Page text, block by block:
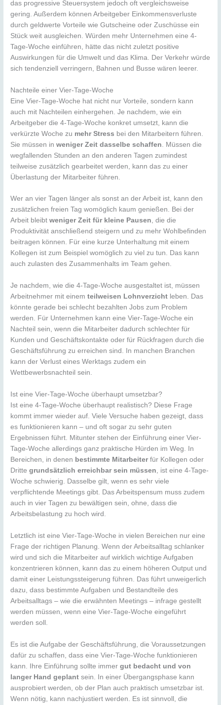
das progressive Steuersystem jedoch oft vergleichsweise
gering. Außerdem können Arbeitgeber Einkommensverluste
durch geldwerte Vorteile wie Gutscheine oder Zuschüsse ein
Stück weit ausgleichen. Würden mehr Unternehmen eine 4-
Tage-Woche einführen, hätte das nicht zuletzt positive
Auswirkungen für die Umwelt und das Klima. Der Verkehr würde
sich tendenziell verringern, Bahnen und Busse wären leerer.
Nachteile einer Vier-Tage-Woche
Eine Vier-Tage-Woche hat nicht nur Vorteile, sondern kann
auch mit Nachteilen einhergehen. Je nachdem, wie ein
Arbeitgeber die 4-Tage-Woche konkret umsetzt, kann die
verkürzte Woche zu mehr Stress bei den Mitarbeitern führen.
Sie müssen inweniger Zeit dasselbe schaffen . Müssen die
wegfallenden Stunden an den anderen Tagen zumindest
teilweise zusätzlich gearbeitet werden, kann das zu einer
Überlastung der Mitarbeiter führen.
Wer an vier Tagen länger als sonst an der Arbeit ist, kann den
zusätzlichen freien Tag womöglich kaum genießen. Bei der
Arbeit bleibtweniger Zeit für kleine Pausen, die die
Produktivität anschließend steigern und zu mehr Wohlbefinden
beitragen können. Für eine kurze Unterhaltung mit einem
Kollegen ist zum Beispiel womöglich zu viel zu tun. Das kann
auch zulasten des Zusammenhalts im Team gehen.
Je nachdem, wie die 4-Tage-Woche ausgestaltet ist, müssen
Arbeitnehmer mit einemteilweisen Lohnverzicht leben. Das
könnte gerade bei schlecht bezahlten Jobs zum Problem
werden. Für Unternehmen kann eine Vier-Tage-Woche ein
Nachteil sein, wenn die Mitarbeiter dadurch schlechter für
Kunden und Geschäftskontakte oder für Rückfragen durch die
Geschäftsführung zu erreichen sind. In manchen Branchen
kann der Verlust eines Werktags zudem ein
Wettbewerbsnachteil sein.
Ist eine Vier-Tage-Woche überhaupt umsetzbar?
Ist eine 4-Tage-Woche überhaupt realistisch? Diese Frage
kommt immer wieder auf. Viele Versuche haben gezeigt, dass
es funktionieren kann – und oft sogar zu sehr guten
Ergebnissen führt. Mitunter stehen der Einführung einer Vier-
Tage-Woche allerdings ganz praktische Hürden im Weg. In
Bereichen, in denen bestimmte Mitarbeiterfür Kollegen oder
Drittegrundsätzlich erreichbar sein müssen, ist eine 4-Tage-
Woche schwierig. Dasselbe gilt, wenn es sehr viele
verpflichtende Meetings gibt. Das Arbeitspensum muss zudem
auch in vier Tagen zu bewältigen sein, ohne, dass die
Arbeitsbelastung zu hoch wird.
Letztlich ist eine Vier-Tage-Woche in vielen Bereichen nur eine
Frage der richtigen Planung. Wenn der Arbeitsalltag schlanker
wird und sich die Mitarbeiter auf wirklich wichtige Aufgaben
konzentrieren können, kann das zu einem höheren Output und
damit einer Leistungssteigerung führen. Das führt unweigerlich
dazu, dass bestimmte Aufgaben und Bestandteile des
Arbeitsalltags – wie die erwähnten Meetings – infrage gestellt
werden müssen, wenn eine Vier-Tage-Woche eingeführt
werden soll.
Es ist die Aufgabe der Geschäftsführung, die Voraussetzungen
dafür zu schaffen, dass eine Vier-Tage-Woche funktionieren
kann. Ihre Einführung sollte immergut bedacht und von
langer Hand geplant sein. In einer Übergangsphase kann
ausprobiert werden, ob der Plan auch praktisch umsetzbar ist.
Wenn nötig, kann nachjustiert werden. Es ist sinnvoll, die